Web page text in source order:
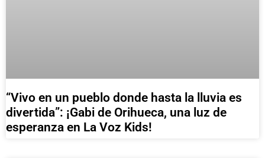
“Vivo en un pueblo donde hasta la lluvia es
divertida”: ¡Gabi de Orihueca, una luz de
esperanza en La Voz Kids!